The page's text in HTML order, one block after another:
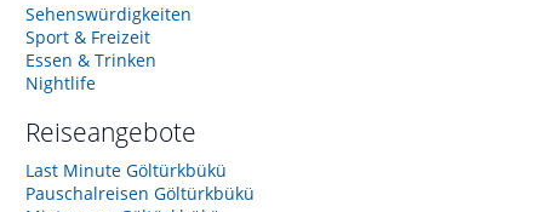
Sehenswürdigkeiten
Sport & Freizeit
Essen & Trinken
Nightlife
Reiseangebote
Last Minute Göltürkbükü
Pauschalreisen Göltürkbükü